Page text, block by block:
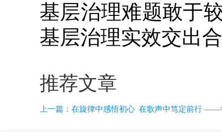
基层治理难题敢于
基层治理实效交出
推荐文章
上一篇： 在旋律中感悟初心 在歌声中笃定前行 ——